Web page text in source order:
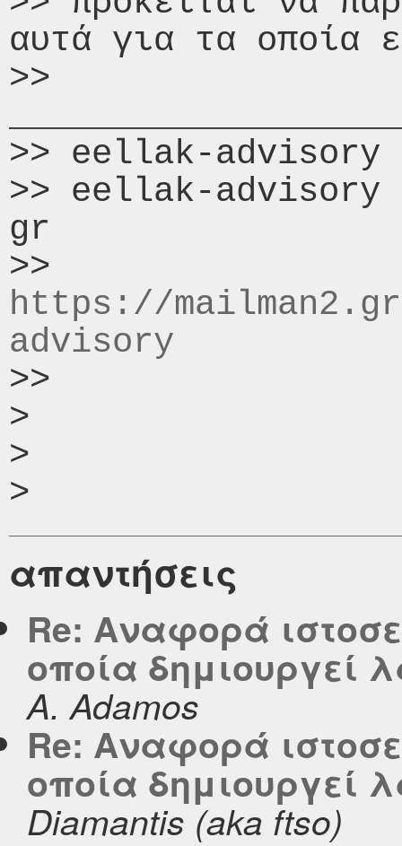
αυτά για τα οποία
>>
>> eellak-
>> eellak-
gr
https://
advisory
>>
>
>
απαντήσεις
Re: Αναφορά
οποία δημιουργεί
A. Adamos
Re: Αναφορά
οποία δημιουργεί
Diamantis (aka ftso)